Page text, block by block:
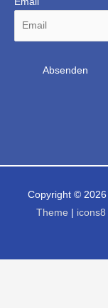
Copyright © 2026
Theme
icons8